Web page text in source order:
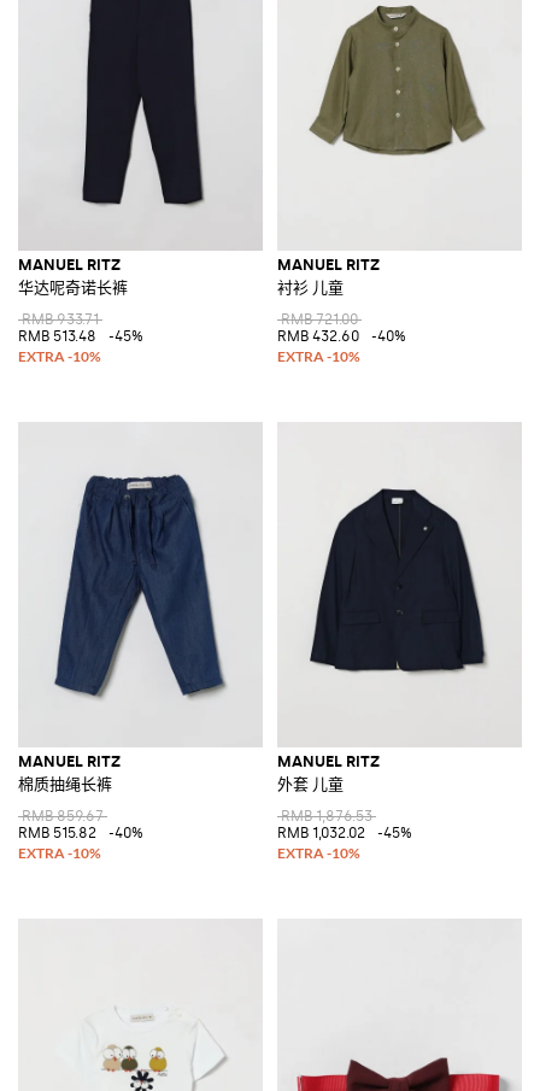
MANUEL RITZ
华达呢奇诺长裤
RMB 933.71
RMB 513.48
-45%
MANUEL RITZ
衬衫 儿童
RMB 721.00
RMB 432.60
-40%
MANUEL RITZ
棉质抽绳长裤
RMB 859.67
RMB 515.82
-40%
MANUEL RITZ
外套 儿童
RMB 1,876.53
RMB 1,032.02
-45%